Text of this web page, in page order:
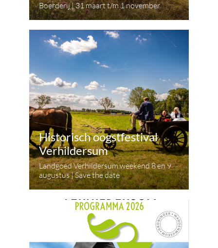
Boerderij | 31 maart t/m 1 november
Historisch oogstfestival
Verhildersum
Landgoed Verhildersum weekend 8 en 9
augustus | Save the date